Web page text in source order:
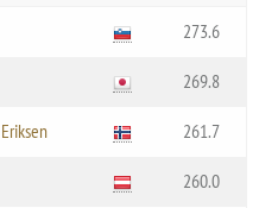
273.6
269.8
261.7
260.0